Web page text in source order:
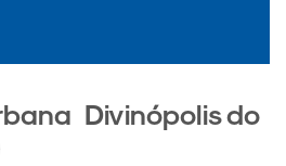
Divinópolis do